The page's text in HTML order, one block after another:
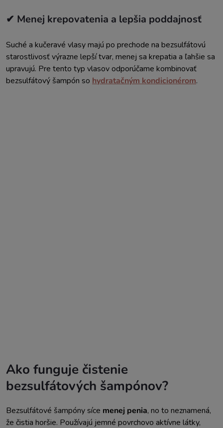
✔ Menej krepovatenia a lepšia poddajnosť
Suché a kučeravé vlasy majú po prechode na bezsulfátovú
starostlivosť výrazne lepší tvar, menej sa krepatia a ľahšie sa
upravujú. Pre tento typ vlasov odporúčame kombinovať
bezsulfátový šampón so hydratačným kondicionérom.
Ako funguje čistenie
bezsulfátových šampónov?
Bezsulfátové šampóny síce menej penia, no to neznamená,
že čistia horšie. Používajú jemné povrchovo aktívne látky,